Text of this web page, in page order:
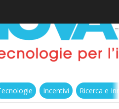
Incentivi Ricerca e